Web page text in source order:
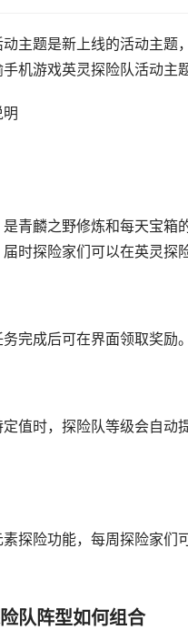
主题是新上线的活动主
机游戏英灵探险队活动主
青麟之野修炼和每天宝
时探险家们可以在英灵
完成后可在界面领取奖励。
值时，探险队等级会自
探险功能，每周探险家
队阵型如何组合